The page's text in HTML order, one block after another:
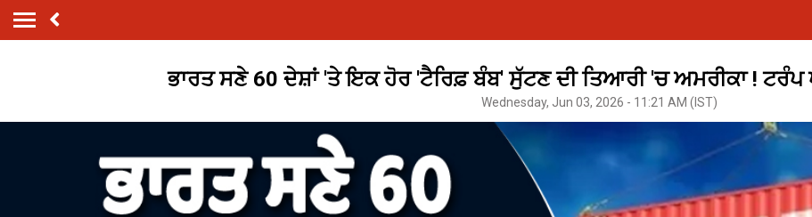
ਭਾਰਤ ਸਣੇ 60 ਦੇਸ਼ਾਂ 'ਤੇ ਇਕ ਹੋਰ 'ਟੈਰਿਫ਼ ਬੰਬ' ਸੁੱਟਣ ਦੀ ਤਿਆਰੀ 'ਚ ਅਮਰੀਕਾ !
Wednesday, Jun 03, 2026 - 11:21 AM (IST)